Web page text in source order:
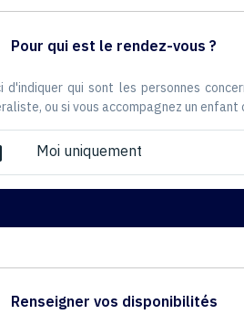
Pour qui est le rendez-vous ?
d'indiquer qui sont les personnes
ou si vous accompagnez un
Moi uniquement
Renseigner vos disponibilités